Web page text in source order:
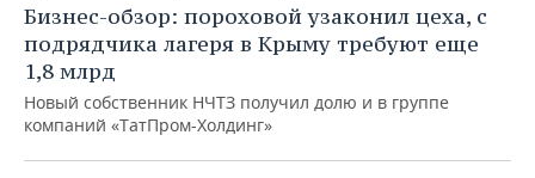
Бизнес-обзор: пороховой узаконил цеха, с
подрядчика лагеря в Крыму требуют еще
1,8 млрд
Новый собственник НЧТЗ получил долю и в группе
компаний «ТатПром-Холдинг»